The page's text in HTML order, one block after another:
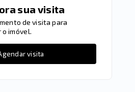
sua visita
de visita para
imóvel.
visita